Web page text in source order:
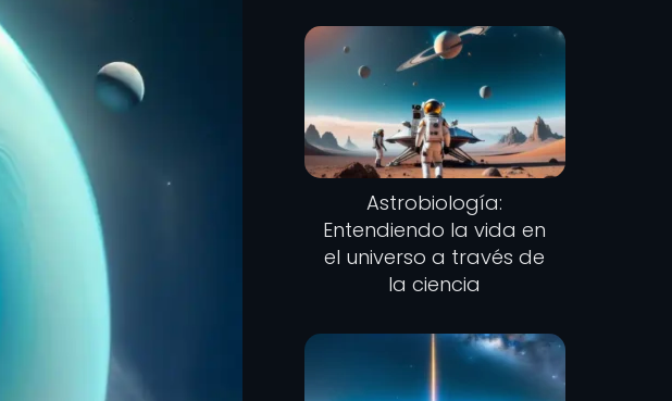
Astrobiología:
Entendiendo la vida en
el universo a través de
la ciencia